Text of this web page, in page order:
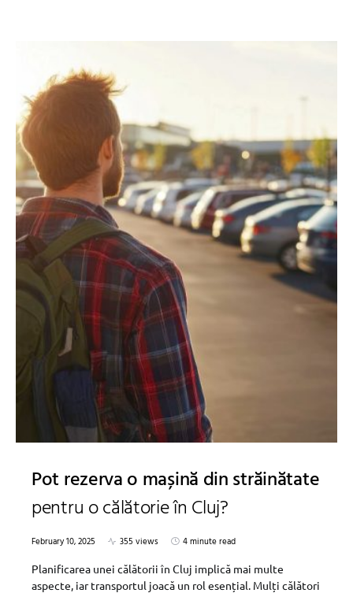
Pot rezerva o mașină din străinătate
pentru o călătorie în Cluj?
February 10, 2025 355 views
4 minute read
Planificarea unei călătorii în Cluj implică mai multe
aspecte, iar transportul joacă un rol esențial. Mulți călători